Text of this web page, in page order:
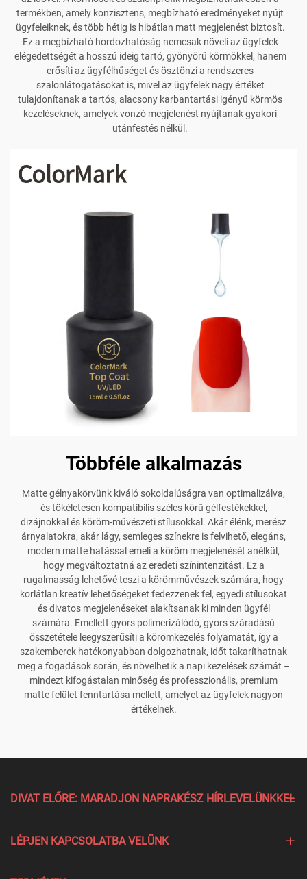
termékben, amely konzisztens, megbízható eredményeket nyújt
ügyfeleiknek, és több hétig is hibátlan matt megjelenést biztosít.
Ez a megbízható hordozhatóság nemcsak növeli az ügyfelek
elégedettségét a hosszú ideig tartó, gyönyörű körmökkel, hanem
erősíti az ügyfélhűséget és ösztönzi a rendszeres
szalonlátogatásokat is, mivel az ügyfelek nagy értéket
tulajdonítanak a tartós, alacsony karbantartási igényű körmös
kezeléseknek, amelyek vonzó megjelenést nyújtanak gyakori
utánfestés nélkül.
Többféle alkalmazás
Matte gélnyakörvünk kiváló sokoldalúságra van optimalizálva,
és tökéletesen kompatibilis széles körű gélfestékekkel,
dizájnokkal és köröm-művészeti stílusokkal. Akár élénk, merész
árnyalatokra, akár lágy, semleges színekre is felvihető, elegáns,
modern matte hatással emeli a köröm megjelenését anélkül,
hogy megváltoztatná az eredeti színintenzitást. Ez a
rugalmasság lehetővé teszi a körömművészek számára, hogy
korlátlan kreatív lehetőségeket fedezzenek fel, egyedi stílusokat
és divatos megjelenéseket alakítsanak ki minden ügyfél
számára. Emellett gyors polimerizálódó, gyors száradású
összetétele leegyszerűsíti a körömkezelés folyamatát, így a
szakemberek hatékonyabban dolgozhatnak, időt takaríthatnak
meg a fogadások során, és növelhetik a napi kezelések számát –
mindezt kifogástalan minőség és professzionális, premium
matte felület fenntartása mellett, amelyet az ügyfelek nagyon
értékelnek.
DIVAT ELŐRE: MARADJON NAPRAKÉSZ HÍRLEVELÜNKKEL
LÉPJEN KAPCSOLATBA VELÜNK